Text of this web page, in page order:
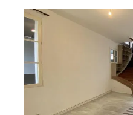
CHATEAUROUX 36
Ref : 10345
Appartement F4
890 €
par mois charges